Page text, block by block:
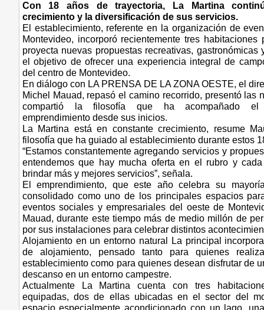
Con 18 años de trayectoria, La Martina
crecimiento y la diversificación de sus servicios.
El establecimiento, referente en la organización de
Montevideo, incorporó recientemente tres habitaciones
proyecta nuevas propuestas recreativas, gastronómicas
el objetivo de ofrecer una experiencia integral de
del centro de Montevideo.
En diálogo con LA PRENSA DE LA ZONA OESTE, el
Michel Mauad, repasó el camino recorrido, presentó las
compartió la filosofía que ha acompañado el
emprendimiento desde sus inicios.
La Martina está en constante crecimiento, resume
filosofía que ha guiado al establecimiento durante estos
“Estamos constantemente agregando servicios y
entendemos que hay mucha oferta en el rubro y
brindar más y mejores servicios”, señala.
El emprendimiento, que este año celebra su
consolidado como uno de los principales espacios
eventos sociales y empresariales del oeste de
Mauad, durante este tiempo más de medio millón de
por sus instalaciones para celebrar distintos
Alojamiento en un entorno natural La principal
de alojamiento, pensado tanto para quienes
establecimiento como para quienes desean disfrutar de
descanso en un entorno campestre.
Actualmente La Martina cuenta con tres
equipadas, dos de ellas ubicadas en el sector del